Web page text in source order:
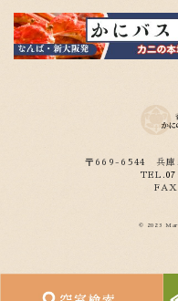
〒669-6544兵
TEL.
© 2023